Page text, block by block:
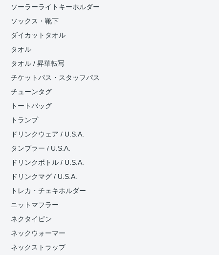
ソーラーライトキーホルダー
ソックス・靴下
ダイカットタオル
タオル
タオル / 昇華転写
チケットパス・スタッフパス
チューンタグ
トートバッグ
トランプ
ドリンクウェア / U.S.A.
タンブラー / U.S.A.
ドリンクボトル / U.S.A.
ドリンクマグ / U.S.A.
トレカ・チェキホルダー
ニットマフラー
ネクタイピン
ネックウォーマー
ネックストラップ